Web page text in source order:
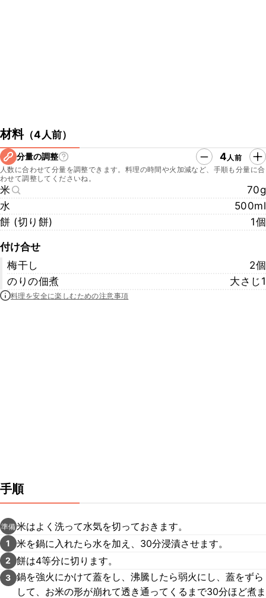
材料（4人前）
分量の調整 4人前
人数に合わせて分量を調整できます。料理の時間や火加減など、手順も分量に合
わせて調整してくださいね。
米
70g
水
500ml
餅 (切り餅)
1個
付け合せ
梅干し
2個
のりの佃煮
大さじ1
料理を安全に楽しむための注意事項
手順
準備米はよく洗って水気を切っておきます。
1 米を鍋に入れたら水を加え、30分浸漬させます。
2 餅は4等分に切ります。
3 鍋を強火にかけて蓋をし、沸騰したら弱火にし、蓋をずら
して、お米の形が崩れて透き通ってくるまで30分ほど煮ま